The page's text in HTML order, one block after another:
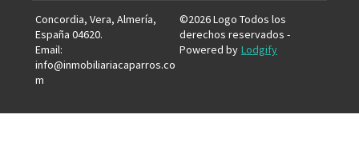
Concordia, Vera, Almería,
España 04620.
Email:
info@inmobiliariacaparros.co
m
©2026Logo Todos los
derechos reservados -
Powered by Lodgify